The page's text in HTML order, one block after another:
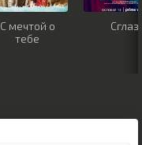
С мечтой о
тебе
Сглаз